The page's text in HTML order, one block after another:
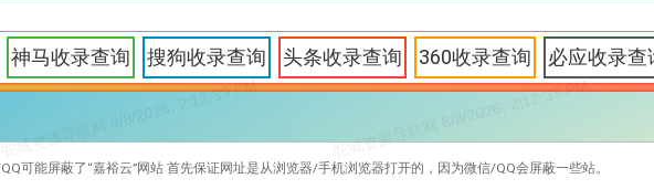
神马收录查询 搜狗收录查询 头条收录查询 360收录查询 必应收录查
可能屏蔽了“嘉裕云”网站 首先保证网址是从浏览器/手机浏览器打开的，因为微信/QQ会屏蔽一些站。